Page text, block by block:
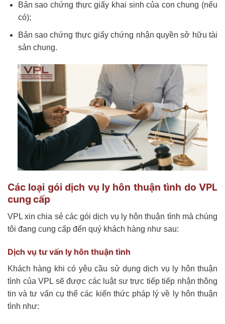
Bản sao chứng thực giấy khai sinh của con chung (nếu
có);
Bản sao chứng thực giấy chứng nhận quyền sở hữu tài
sản chung.
Các loại gói dịch vụ ly hôn thuận tình do VPL
cung cấp
VPL xin chia sẻ các gói dịch vụ ly hôn thuận tình mà chúng
tôi đang cung cấp đến quý khách hàng như sau:
Dịch vụ tư vấn ly hôn thuận tình
Khách hàng khi có yêu cầu sử dụng dịch vụ ly hôn thuận
tình của VPL sẽ được các luật sư trực tiếp tiếp nhận thông
tin và tư vấn cụ thể các kiến thức pháp lý về ly hôn thuận
tình như: